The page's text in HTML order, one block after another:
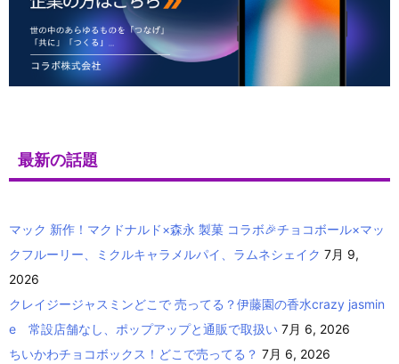
最新の話題
マック 新作！マクドナルド×森永 製菓 コラボ🎉チョコボール×マッ
クフルーリー、ミクルキャラメルパイ、ラムネシェイク 7月 9,
2026
クレイジージャスミンどこで 売ってる？伊藤園の香水crazy jasmin
e 常設店舗なし、ポップアップと通販で取扱い 7月 6, 2026
ちいかわチョコボックス！どこで売ってる？ 7月 6, 2026